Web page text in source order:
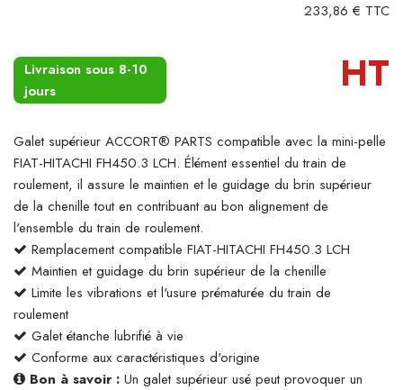
233,86 € TTC
Livraison sous 8-10
jours
HT
Galet supérieur ACCORT® PARTS compatible avec la mini-pelle
FIAT-HITACHI FH450.3 LCH. Élément essentiel du train de
roulement, il assure le maintien et le guidage du brin supérieur
de la chenille tout en contribuant au bon alignement de
l'ensemble du train de roulement.
Remplacement compatible FIAT-HITACHI FH450.3 LCH
Maintien et guidage du brin supérieur de la chenille
Limite les vibrations et l'usure prématurée du train de
roulement
Galet étanche lubrifié à vie
Conforme aux caractéristiques d'origine
Bon à savoir : Un galet supérieur usé peut provoquer un